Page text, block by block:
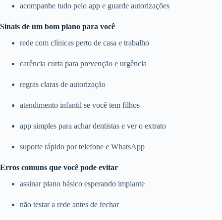
acompanhe tudo pelo app e guarde autorizações
Sinais de um bom plano para você
rede com clínicas perto de casa e trabalho
carência curta para prevenção e urgência
regras claras de autorização
atendimento infantil se você tem filhos
app simples para achar dentistas e ver o extrato
suporte rápido por telefone e WhatsApp
Erros comuns que você pode evitar
assinar plano básico esperando implante
não testar a rede antes de fechar